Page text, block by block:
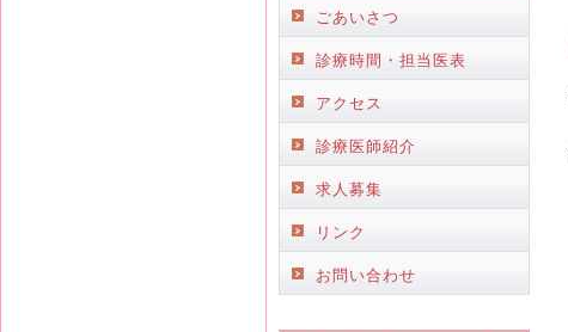
ごあいさつ
診療時間・担当医表
アクセス
診療医師紹介
求人募集
リンク
お問い合わせ